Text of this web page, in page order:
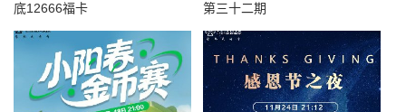
底12666福卡
第三十二期